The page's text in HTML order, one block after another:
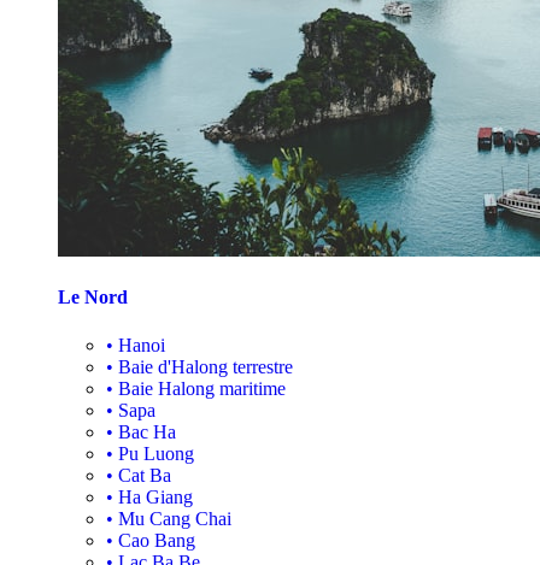
Le Nord
• Hanoi
• Baie d'Halong terrestre
• Baie Halong maritime
• Sapa
• Bac Ha
• Pu Luong
• Cat Ba
• Ha Giang
• Mu Cang Chai
• Cao Bang